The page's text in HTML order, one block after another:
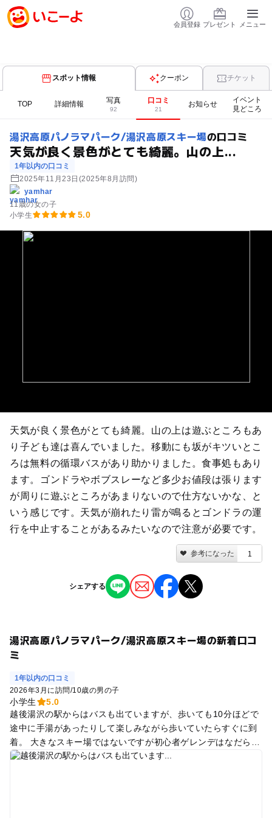
会員登録 プレゼント メニュー
スポット情報 クーポン チケット
TOP 詳細情報 写真
92
口コミ
21
お知らせ
イベント
見どころ
湯沢高原パノラマパーク/湯沢高原スキー場の口コミ
天気が良く景色がとても綺麗。山の上...
1年以内の口コミ
2025年11月23日 (2025年8月訪問)
yamhar
11歳の女の子
小学生
5.0
天気が良く景色がとても綺麗。山の上は遊ぶところもあ
り子ども達は喜んでいました。移動にも坂がキツいとこ
ろは無料の循環バスがあり助かりました。食事処もあり
ます。ゴンドラやボブスレーなど多少お値段は張ります
が周りに遊ぶところがあまりないので仕方ないかな、と
いう感じです。天気が崩れたり雷が鳴るとゴンドラの運
行を中止することがあるみたいなので注意が必要です。
参考になった 1
シェアする
湯沢高原パノラマパーク/湯沢高原スキー場の新着口コ
ミ
1年以内の口コミ
2026年3月に訪問/10歳の男の子
小学生
5.0
越後湯沢の駅からはバスも出ていますが、歩いても10分ほどで
途中に手湯があったりして楽しみながら歩いていたらすぐに到
着。 大きなスキー場ではないですが初心者ゲレンデはなだらか
で初めてスキーを履く初心者でも滑りやすかったですし、スピ